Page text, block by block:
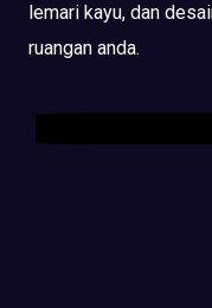
lemari kayu, dan
ruangan anda.